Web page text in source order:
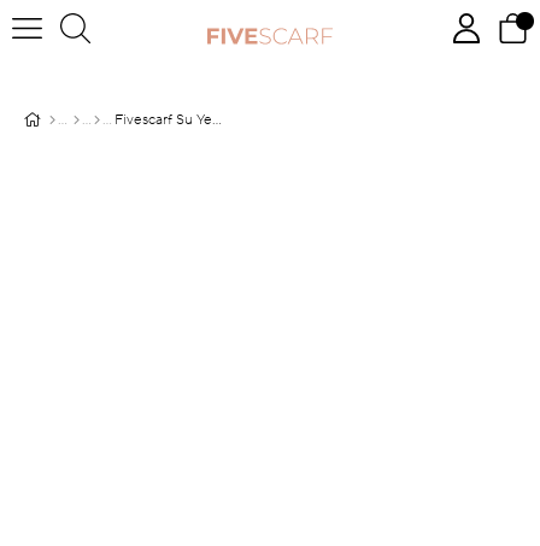
Fivescarf Su Yeşili Jakarlı Elegance Şal